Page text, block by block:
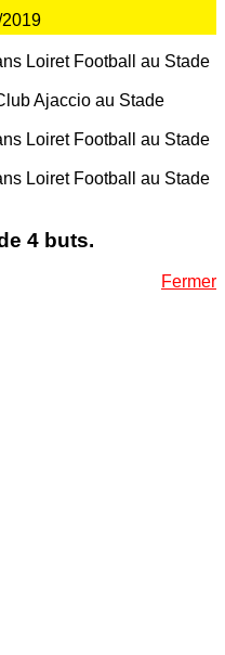
2019
Loiret Football au Stade
Ajaccio au Stade
Loiret Football au Stade
Loiret Football au Stade
4 buts.
Fermer